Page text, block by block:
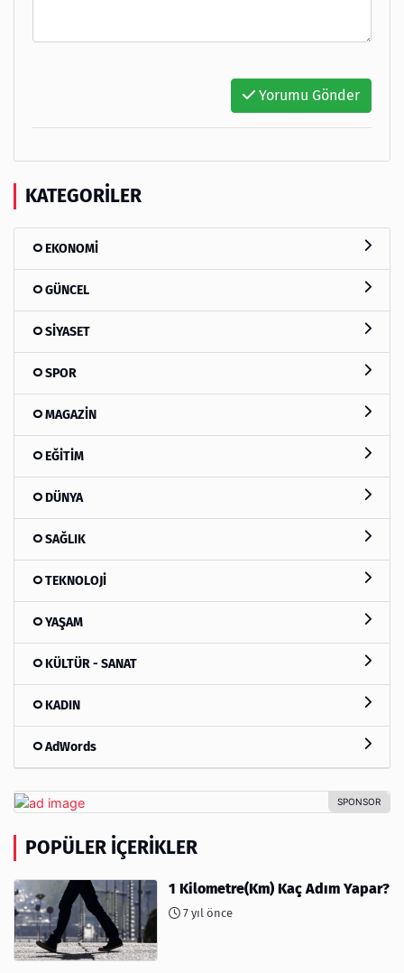
Yorumu Gönder
KATEGORILER
EKONOMİ
GÜNCEL
SİYASET
SPOR
MAGAZİN
EĞİTİM
DÜNYA
SAĞLIK
TEKNOLOJİ
YAŞAM
KÜLTÜR - SANAT
KADIN
AdWords
POPÜLER İÇERIKLER
1 Kilometre(Km) Kaç Adım Yapar?
7 yıl önce